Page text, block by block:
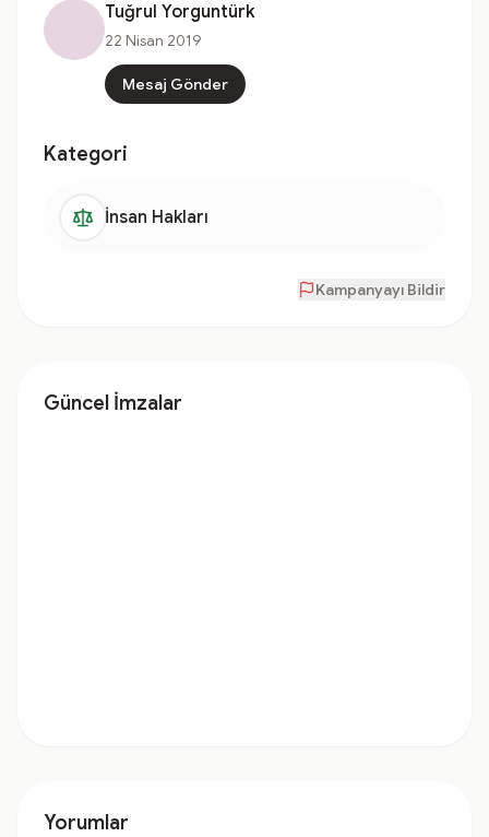
Tuğrul Yorguntürk
22 Nisan 2019
Mesaj Gönder
Kategori
İnsan Hakları
Kampanyayı Bildir
Güncel İmzalar
Yorumlar